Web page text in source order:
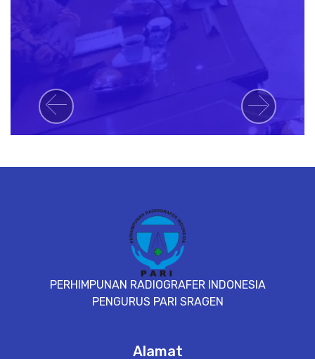
Previous Next
PERHIMPUNAN RADIOGRAFER INDONESIA
PENGURUS PARI SRAGEN
Alamat